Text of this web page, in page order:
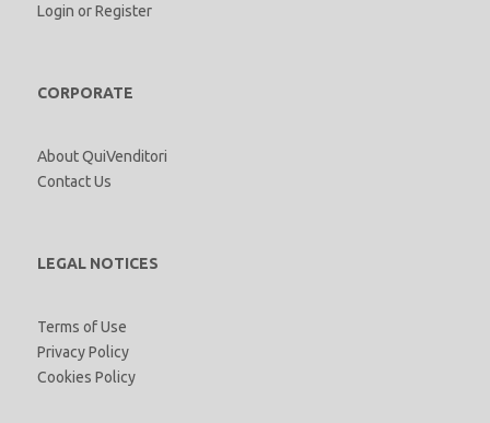
Login orRegister
CORPORATE
About QuiVenditori
Contact Us
LEGAL NOTICES
Terms of Use
Privacy Policy
Cookies Policy